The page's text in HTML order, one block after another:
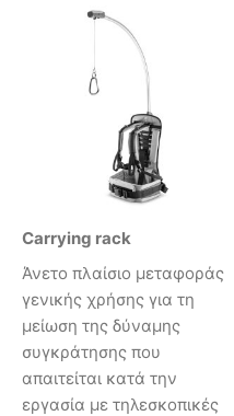
Carrying rack
Άνετο πλαίσιο μεταφοράς
γενικής χρήσης για τη
μείωση της δύναμης
συγκράτησης που
απαιτείται κατά την
εργασία με τηλεσκοπικές